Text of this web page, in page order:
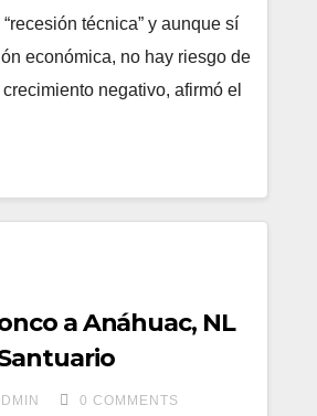
técnica” y aunque sí
económica, no hay riesgo de
negativo, afirmó el
a Anáhuac, NL
0 COMMENTS